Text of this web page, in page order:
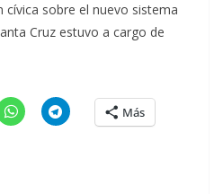
sobre el nuevo sistema
Cruz estuvo a cargo de
Más